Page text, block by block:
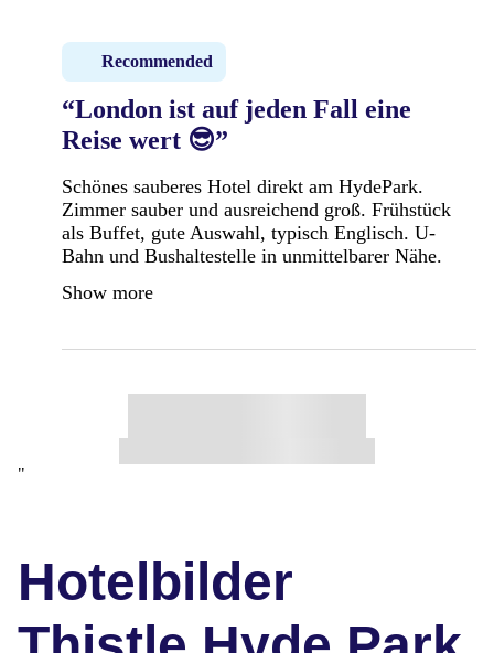
Recommended
“London ist auf jeden Fall eine
Reise wert 😎”
Schönes sauberes Hotel direkt am HydePark.
Zimmer sauber und ausreichend groß. Frühstück
als Buffet, gute Auswahl, typisch Englisch. U-
Bahn und Bushaltestelle in unmittelbarer Nähe.
Show more
"
Hotelbilder